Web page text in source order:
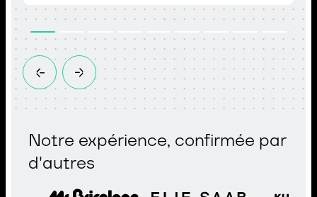
Notre expérience, confirmée par
d'autres